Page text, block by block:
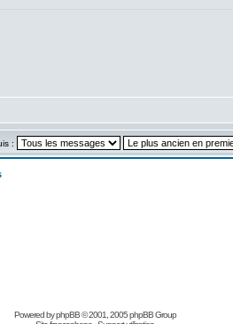
:
Powered byphpBB© 2001, 2005 phpBB Group